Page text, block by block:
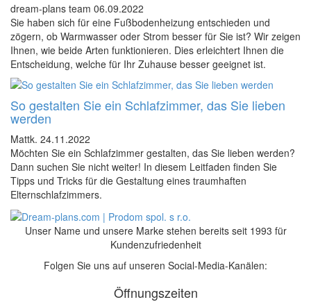
dream-plans team 06.09.2022
Sie haben sich für eine Fußbodenheizung entschieden und
zögern, ob Warmwasser oder Strom besser für Sie ist? Wir zeigen
Ihnen, wie beide Arten funktionieren. Dies erleichtert Ihnen die
Entscheidung, welche für Ihr Zuhause besser geeignet ist.
So gestalten Sie ein Schlafzimmer, das Sie lieben
werden
Mattk. 24.11.2022
Möchten Sie ein Schlafzimmer gestalten, das Sie lieben werden?
Dann suchen Sie nicht weiter! In diesem Leitfaden finden Sie
Tipps und Tricks für die Gestaltung eines traumhaften
Elternschlafzimmers.
Unser Name und unsere Marke stehen bereits seit 1993 für
Kundenzufriedenheit
Folgen Sie uns auf unseren Social-Media-Kanälen:
Öffnungszeiten